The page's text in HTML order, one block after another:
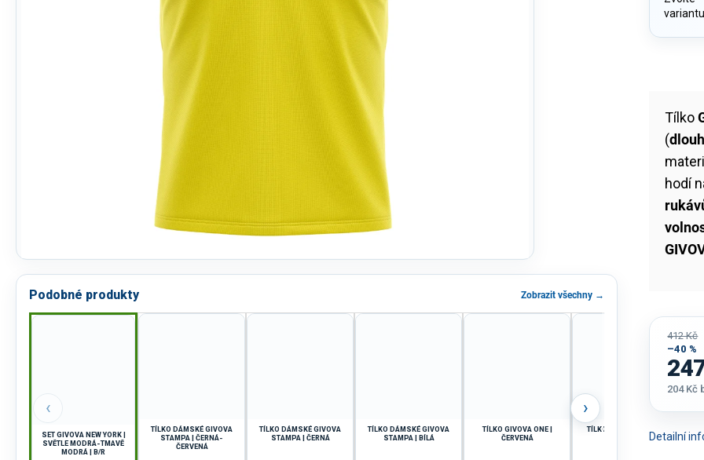
Podobné produkty Zobrazit všechny →
‹
SET GIVOVA NEW YORK |
SVĚTLE MODRÁ-TMAVĚ
MODRÁ | B/R
TÍLKO DÁMSKÉ GIVOVA
STAMPA | ČERNÁ-
ČERVENÁ
TÍLKO DÁMSKÉ GIVOVA
STAMPA | ČERNÁ
TÍLKO DÁMSKÉ GIVOVA
STAMPA | BÍLÁ
TÍLKO GIVOVA ONE |
ČERVENÁ
TÍLKO GIVOVA BASIC |
›
variantu
Tílko
(
hodí
Detailní
412 Kč
–40 %
204 Kč